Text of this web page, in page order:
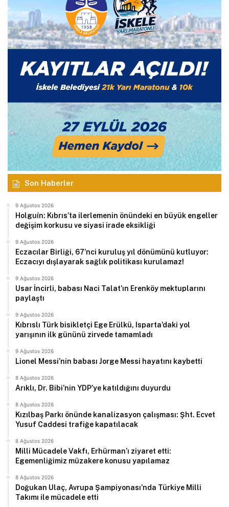
Son Haberler
9 Ağustos 2026
Holguín: Kıbrıs’ta ilerlemenin önündeki en büyük engeller
değişim korkusu ve siyasi irade eksikliği
9 Ağustos 2026
Eczacılar Birliği, 67’nci kuruluş yıl dönümünü kutluyor:
Eczacıyı dışlayarak sağlık politikası kurulamaz!
9 Ağustos 2026
Usar İncirli, babası Naci Talat’ın Erenköy mektuplarını
paylaştı
9 Ağustos 2026
Kıbrıslı Türk bisikletçi Ege Erülkü, Isparta’daki yol
yarışının ilk gününü zirvede tamamladı
9 Ağustos 2026
Lionel Messi’nin babası Jorge Messi hayatını kaybetti
8 Ağustos 2026
Arıklı, Dr. Bibi’nin YDP’ye katıldığını duyurdu
8 Ağustos 2026
Kızılbaş Parkı önünde kanalizasyon çalışması: Şht. Ecvet
Yusuf Caddesi trafiğe kapatılacak
8 Ağustos 2026
Milli Mücadele Vakfı, Erhürman’ı ziyaret etti:
Egemenliğimiz müzakere konusu yapılamaz
8 Ağustos 2026
Doğukan Ulaç, Avrupa Şampiyonası’nda Türkiye Milli
Takımı ile mücadele etti